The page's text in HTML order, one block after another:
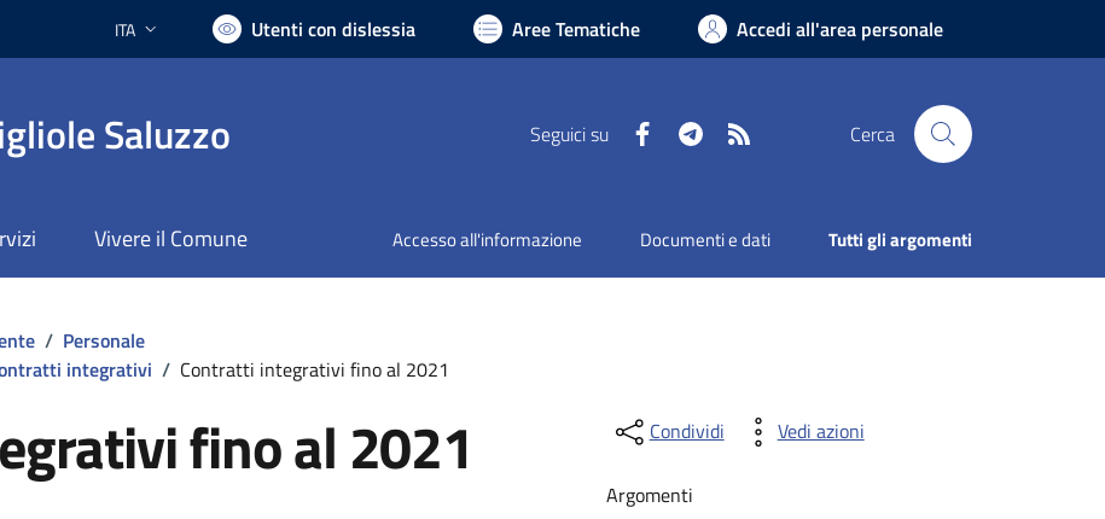
Lingua attiva:
ITA Utenti con dislessia Aree Tematiche Accedi all'area personale
Saluzzo Seguici su FacebookTelegram Cerca
Vivere il Comune Accesso all'informazione Documenti e dati Tutti gli argomenti
/ Personale
integrativi / Contratti integrativi fino al 2021
fino al 2021 Condividi Vedi azioni
Argomenti